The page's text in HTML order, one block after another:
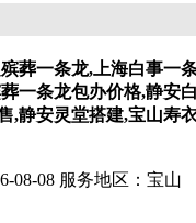
葬一条龙,上海白事一
一条龙包办价格,静安
,静安灵堂搭建,宝山寿
08-08 服务地区：宝山